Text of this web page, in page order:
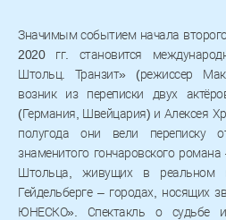
Значимым событием начала
2020 гг. становится
Штольц. Транзит» (режиссер
возник из переписки двух
(Германия, Швейцария) и Алексея
полугода они вели переписку
знаменитого гончаровского
Штольца, живущих в реальном
Гейдельберге – городах, носящих
ЮНЕСКО». Спектакль о